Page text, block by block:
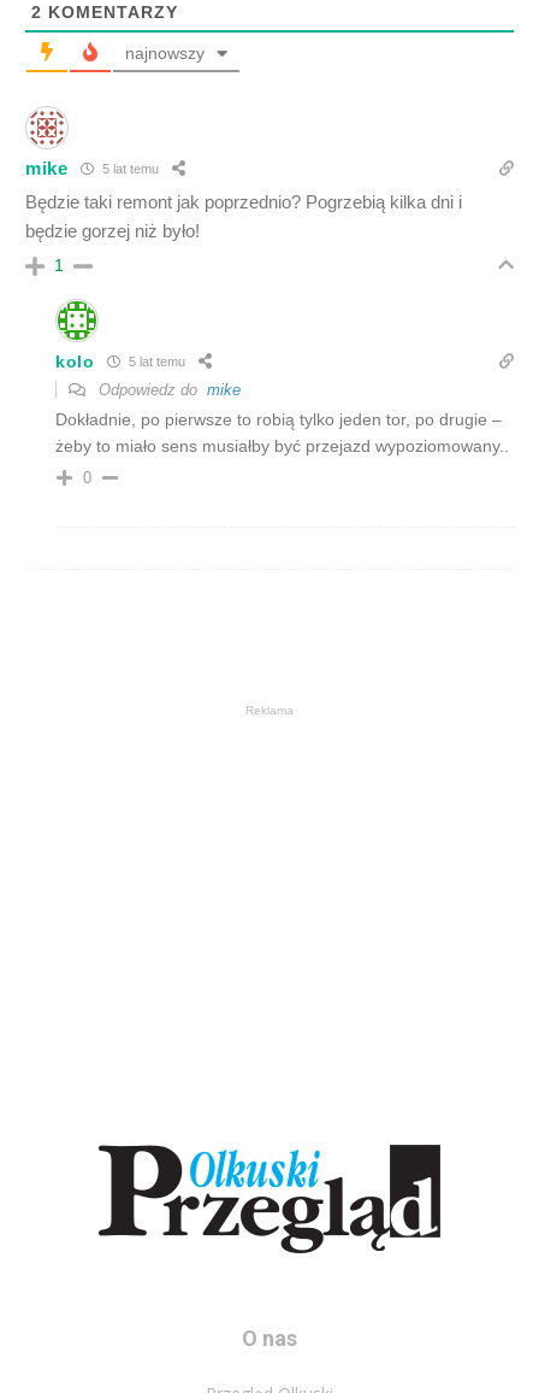
2 KOMENTARZY
najnowszy
mike 5 lat temu
Będzie taki remont jak poprzednio? Pogrzebią kilka dni i
będzie gorzej niż było!
1
kolo 5 lat temu
Odpowiedz do mike
Dokładnie, po pierwsze to robią tylko jeden tor, po drugie –
żeby to miało sens musiałby być przejazd wypoziomowany..
0
Reklama
O nas